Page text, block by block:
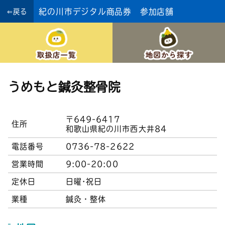
⇐戻る 紀の川市デジタル商品券 参加店舗
うめもと鍼灸整骨院
住所
〒649-6417
和歌山県紀の川市西大井84
電話番号 0736-78-2622
営業時間 9:00-20:00
定休日 日曜･祝日
業種 鍼灸・整体